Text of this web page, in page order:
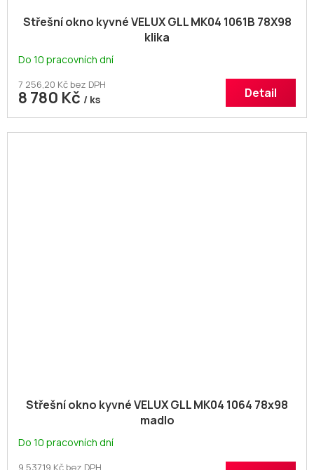
Střešní okno kyvné VELUX GLL MK04 1061B 78X98
klika
Do 10 pracovních dní
7 256,20 Kč bez DPH
8 780 Kč / ks Detail
Střešní okno kyvné VELUX GLL MK04 1064 78x98
madlo
Do 10 pracovních dní
9 537,19 Kč bez DPH